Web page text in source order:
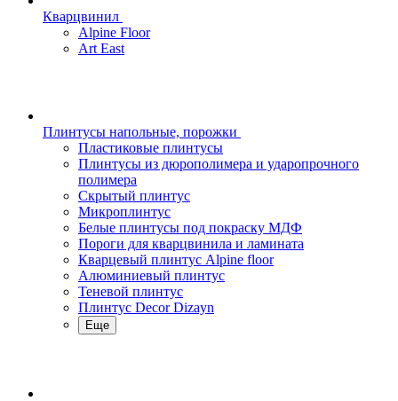
Кварцвинил
Alpine Floor
Art East
Плинтусы напольные, порожки
Пластиковые плинтусы
Плинтусы из дюрополимера и ударопрочного
полимера
Скрытый плинтус
Микроплинтус
Белые плинтусы под покраску МДФ
Пороги для кварцвинила и ламината
Кварцевый плинтус Alpine floor
Алюминиевый плинтус
Теневой плинтус
Плинтус Decor Dizayn
Еще